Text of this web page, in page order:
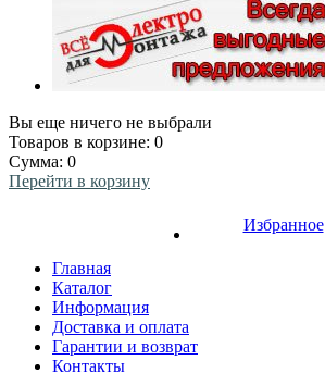
Вы еще ничего не выбрали
Товаров в корзине: 0
Сумма: 0
Перейти в корзину
Избранное
Главная
Каталог
Информация
Доставка и оплата
Гарантии и возврат
Контакты